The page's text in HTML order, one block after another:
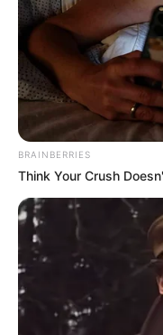
BRAINBERRIES
Think Your Crush